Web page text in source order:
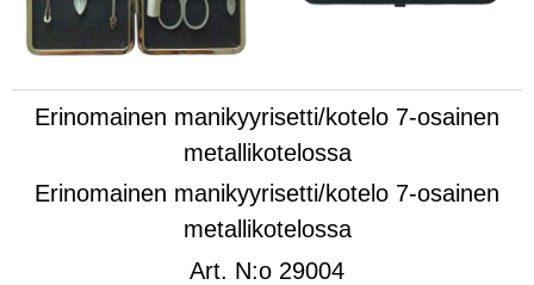
Erinomainen manikyyrisetti/kotelo 7-osainen
metallikotelossa
Erinomainen manikyyrisetti/kotelo 7-osainen
metallikotelossa
Art. N:o 29004